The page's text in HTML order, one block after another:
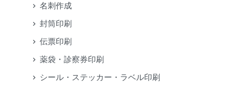
名刺作成
封筒印刷
伝票印刷
薬袋・診察券印刷
シール・ステッカー・ラベル印刷